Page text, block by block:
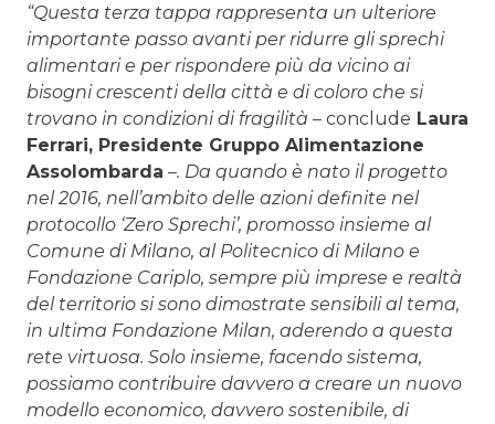
“Questa terza tappa rappresenta un ulteriore
importante passo avanti per ridurre gli sprechi
alimentari e per rispondere più da vicino ai
bisogni crescenti della città e di coloro che si
trovano in condizioni di fragilità – conclude Laura
Ferrari, Presidente Gruppo Alimentazione
Assolombarda –. Da quando è nato il progetto
nel 2016, nell’ambito delle azioni definite nel
protocollo ‘Zero Sprechi’, promosso insieme al
Comune di Milano, al Politecnico di Milano e
Fondazione Cariplo, sempre più imprese e realtà
del territorio si sono dimostrate sensibili al tema,
in ultima Fondazione Milan, aderendo a questa
rete virtuosa. Solo insieme, facendo sistema,
possiamo contribuire davvero a creare un nuovo
modello economico, davvero sostenibile, di